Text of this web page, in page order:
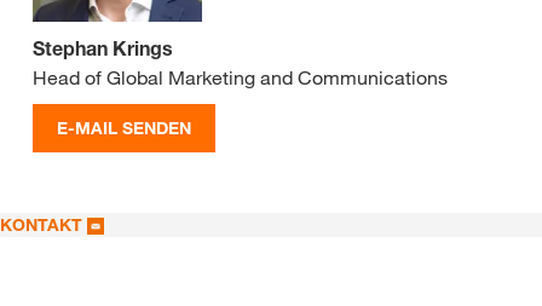
Stephan Krings
Head of Global Marketing and Communications
E-MAIL SENDEN
KONTAKT